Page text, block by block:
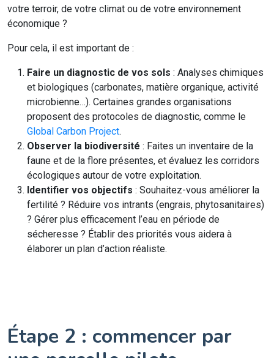
votre terroir, de votre climat ou de votre environnement
économique ?
Pour cela, il est important de :
Faire un diagnostic de vos sols : Analyses chimiques
et biologiques (carbonates, matière organique, activité
microbienne…). Certaines grandes organisations
proposent des protocoles de diagnostic, comme le
Global Carbon Project.
Observer la biodiversité : Faites un inventaire de la
faune et de la flore présentes, et évaluez les corridors
écologiques autour de votre exploitation.
Identifier vos objectifs : Souhaitez-vous améliorer la
fertilité ? Réduire vos intrants (engrais, phytosanitaires)
? Gérer plus efficacement l’eau en période de
sécheresse ? Établir des priorités vous aidera à
élaborer un plan d’action réaliste.
Étape 2 : commencer par